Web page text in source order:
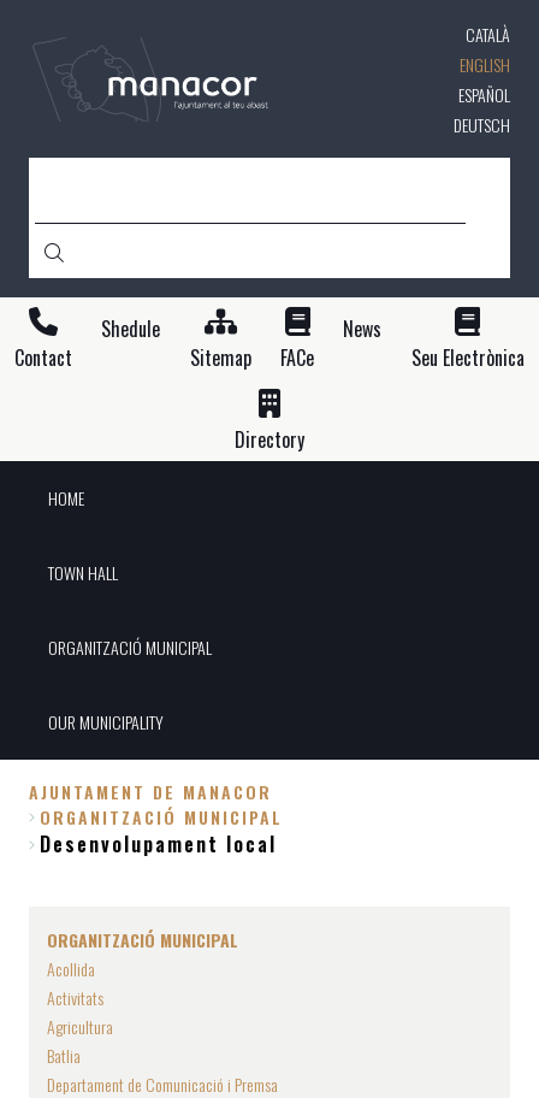
content
CATALÀ
ENGLISH
ESPAÑOL
DEUTSCH
Contact
Shedule
Sitemap
FACe
News
Seu Electrònica
Directory
HOME
TOWN HALL
ORGANITZACIÓ MUNICIPAL
OUR MUNICIPALITY
Breadcrumb
AJUNTAMENT DE MANACOR
ORGANITZACIÓ MUNICIPAL
Desenvolupament local
ORGANITZACIÓ MUNICIPAL
Acollida
Activitats
Agricultura
Batlia
Departament de Comunicació i Premsa